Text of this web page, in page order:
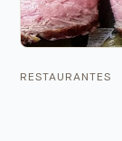
RESTAURANTES